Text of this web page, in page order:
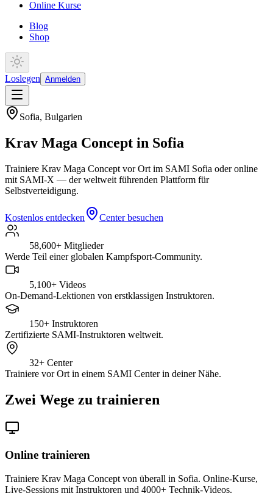
Online Kurse
Blog
Shop
Loslegen Anmelden
Sofia, Bulgarien
Krav Maga Concept in Sofia
Trainiere Krav Maga Concept vor Ort im SAMI Sofia oder online
mit SAMI-X — der weltweit führenden Plattform für
Selbstverteidigung.
Kostenlos entdecken Center besuchen
58,600+ Mitglieder
Werde Teil einer globalen Kampfsport-Community.
5,100+ Videos
On-Demand-Lektionen von erstklassigen Instruktoren.
150+ Instruktoren
Zertifizierte SAMI-Instruktoren weltweit.
32+ Center
Trainiere vor Ort in einem SAMI Center in deiner Nähe.
Zwei Wege zu trainieren
Online trainieren
Trainiere Krav Maga Concept von überall in Sofia. Online-Kurse,
Live-Sessions mit Instruktoren und 4000+ Technik-Videos.